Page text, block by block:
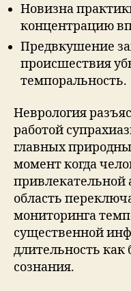
Новизна
концентрацию
Предвкушение
происшествия
темпоральность.
Неврология
работой
главных
момент когда
привлекательной
область
мониторинга
существенной
длительность
сознания.